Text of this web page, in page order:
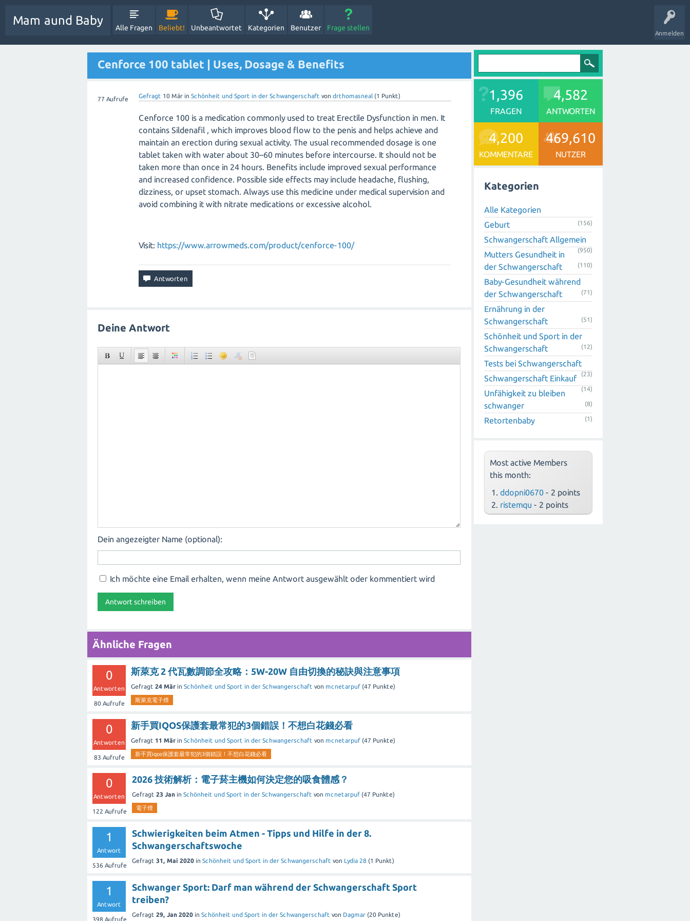
Anmelden
Mam aund Baby
Alle Fragen Beliebt! Unbeantwortet Kategorien Benutzer Frage stellen
Cenforce 100 tablet | Uses, Dosage & Benefits
77 Aufrufe Gefragt 10 Mär in Schönheit und Sport in der Schwangerschaft von drthomasneal (1 Punkt)
Cenforce 100 is a medication commonly used to treat Erectile Dysfunction in men. It
contains Sildenafil , which improves blood flow to the penis and helps achieve and
maintain an erection during sexual activity. The usual recommended dosage is one
tablet taken with water about 30–60 minutes before intercourse. It should not be
taken more than once in 24 hours. Benefits include improved sexual performance
and increased confidence. Possible side effects may include headache, flushing,
dizziness, or upset stomach. Always use this medicine under medical supervision and
avoid combining it with nitrate medications or excessive alcohol.
Visit: https://www.arrowmeds.com/product/cenforce-100/
Deine Antwort
Dein angezeigter Name (optional):
Ich möchte eine Email erhalten, wenn meine Antwort ausgewählt oder kommentiert wird
Ähnliche Fragen
0
Antworten
80Aufrufe
斯萊克 2 代瓦數調節全攻略：5W-20W 自由切換的秘訣與注意事項
Gefragt 24 Mär in Schönheit und Sport in der Schwangerschaft von mcnetarpuf (47 Punkte)
斯萊克電子煙
0
Antworten
83 Aufrufe
新手買IQOS保護套最常犯的3個錯誤！不想白花錢必看
Gefragt 11 Mär in Schönheit und Sport in der Schwangerschaft von mcnetarpuf (47 Punkte)
新手買iqos保護套最常犯的3個錯誤！不想白花錢必看
0
Antworten
122 Aufrufe
2026 技術解析：電子菸主機如何決定您的吸食體感？
Gefragt 23 Jan in Schönheit und Sport in der Schwangerschaft von mcnetarpuf (47 Punkte)
電子煙
1
Antwort
536 Aufrufe
Schwierigkeiten beim Atmen - Tipps und Hilfe in der 8.
Schwangerschaftswoche
Gefragt 31, Mai 2020 in Schönheit und Sport in der Schwangerschaft von Lydia 28 (1 Punkt)
1
Antwort
398 Aufrufe
Schwanger Sport: Darf man während der Schwangerschaft Sport
treiben?
Gefragt 29, Jan 2020 in Schönheit und Sport in der Schwangerschaft von Dagmar (20 Punkte)
1,396
FRAGEN
4,582
ANTWORTEN
4,200
KOMMENTARE
469,610
NUTZER
Kategorien
Alle Kategorien
Geburt
(156)
Schwangerschaft Allgemein
(950)
Mutters Gesundheit in
der Schwangerschaft
(110)
Baby-Gesundheit während
der Schwangerschaft
(71)
Ernährung in der
Schwangerschaft
(51)
Schönheit und Sport in der
Schwangerschaft
(12)
Tests bei Schwangerschaft
(23)
Schwangerschaft Einkauf
(14)
Unfähigkeit zu bleiben
schwanger
(8)
Retortenbaby (1)
Most active Members
this month:
ddopni0670 - 2 points
ristemqu - 2 points